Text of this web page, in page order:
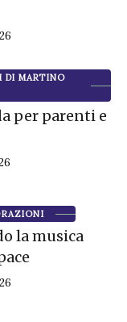
DI MARTINO
per parenti e
la musica